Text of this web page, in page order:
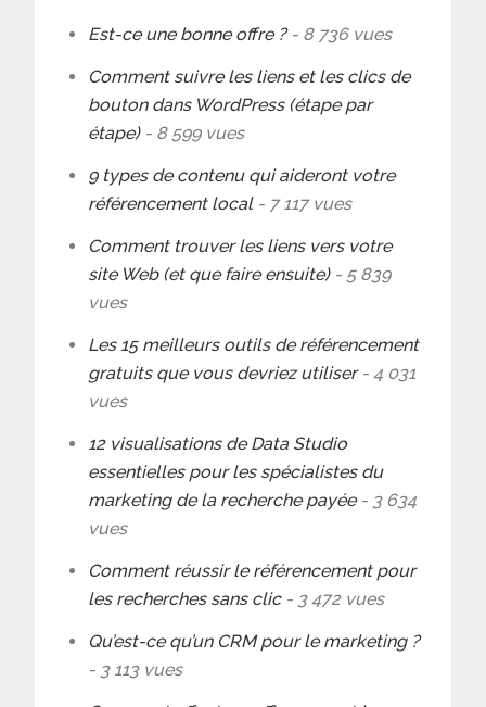
Est-ce une bonne offre ?- 8 736 vues
Comment suivre les liens et les clics de
bouton dans WordPress (étape par
étape)- 8 599 vues
9 types de contenu qui aideront votre
référencement local- 7 117 vues
Comment trouver les liens vers votre
site Web (et que faire ensuite)- 5 839
vues
Les 15 meilleurs outils de référencement
gratuits que vous devriez utiliser- 4 031
vues
12 visualisations de Data Studio
essentielles pour les spécialistes du
marketing de la recherche payée- 3 634
vues
Comment réussir le référencement pour
les recherches sans clic- 3 472 vues
Qu’est-ce qu’un CRM pour le marketing ?
- 3 113 vues